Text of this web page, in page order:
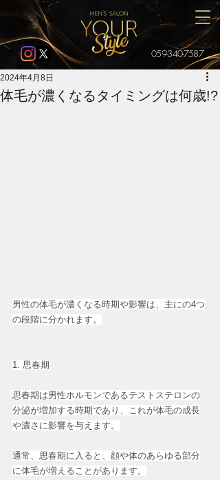
059-340-7587
体毛が濃くなるタイミングは何歳!?
2024年4月8日
男性の体毛が濃くなる時期や影響は、主にの4つ
の段階に分かれます。
1. 思春期
思春期は男性ホルモンであるテストステロンの
分泌が増加する時期であり、これが体毛の成長
や濃さに影響を与えます。
通常、思春期に入ると、顔や体のあらゆる部分
に体毛が増えることがあります。